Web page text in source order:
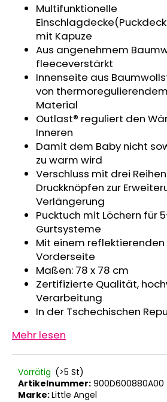
Multifunktionelle
mit Kapuze
Aus angenehmem
fleeceverstärkt
Innenseite aus
von
Material
Outlast® reguliert den
Inneren
Damit dem Baby nicht
zu warm wird
Verschluss mit drei
Druckknöpfen zur
Verlängerung
Pucktuch mit Löchern für
Gurtsysteme
Mit einem
Vorderseite
Maßen: 78 x 78 cm
Zertifizierte Qualität,
Verarbeitung
In der Tschechischen
Mehr lesen
Vorrätig (>5 St)
Artikelnummer: 900D600880A00
Marke:Little Angel
KINDERSITZUNTERLAGE
OUTLAST®
GRAU
MELIERT
€24,90